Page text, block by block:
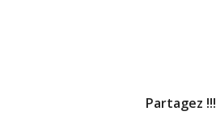
Partagez !!!